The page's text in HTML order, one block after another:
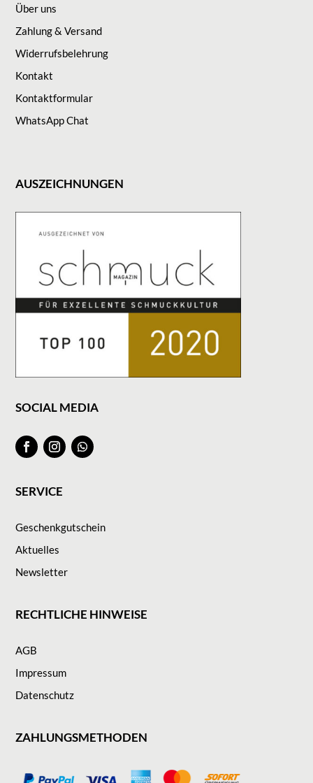
Über uns
Zahlung & Versand
Widerrufsbelehrung
Kontakt
Kontaktformular
WhatsApp Chat
AUSZEICHNUNGEN
SOCIAL MEDIA
SERVICE
Geschenkgutschein
Aktuelles
Newsletter
RECHTLICHE HINWEISE
AGB
Impressum
Datenschutz
ZAHLUNGSMETHODEN